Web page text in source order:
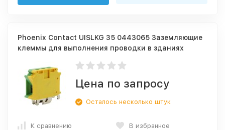
Phoenix Contact UISLKG 35 0443065 Заземляющие
клеммы для выполнения проводки в зданиях
Цена по запросу
Осталось несколько штук
К сравнению В избранное